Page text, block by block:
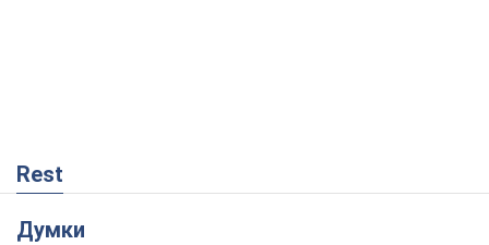
Rest
Думки